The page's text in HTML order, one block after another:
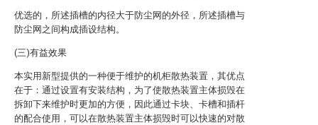
优选的，所述插槽的内径大于防尘网的外径，所述插槽与
防尘网之间构成插设结构。
(三)有益效果
本实用新型提供的一种便于维护的机柜散热装置，其优点
在于：通过设置有安装结构，为了使散热装置主体损毁在
拆卸下来维护时更加的方便，因此通过卡块、卡槽和插杆
的配合使用，可以在散热装置主体损毁时可以快速的对散